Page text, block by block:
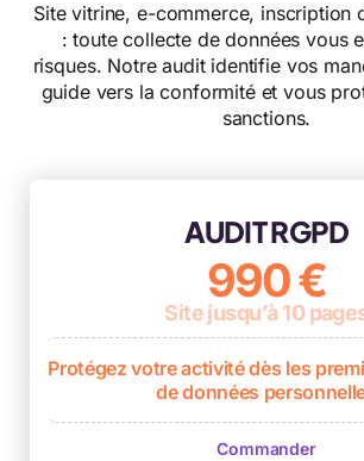
Site vitrine, e-commerce, inscription
: toute collecte de données vous
risques. Notre audit identifie vos
guide vers la conformité et vous
sanctions.
AUDIT RGPD
990 €
Site jusqu’à 10
Protégez votre activité dès les
de données
Commander